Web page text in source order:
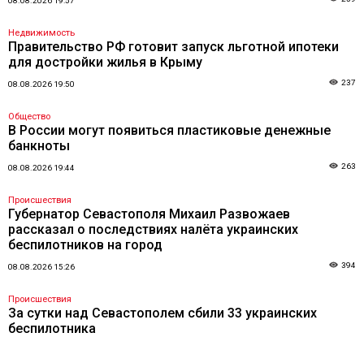
Недвижимость
Правительство РФ готовит запуск льготной ипотеки
для достройки жилья в Крыму
08.08.2026 19:50 237
Общество
В России могут появиться пластиковые денежные
банкноты
08.08.2026 19:44 263
Происшествия
Губернатор Севастополя Михаил Развожаев
рассказал о последствиях налёта украинских
беспилотников на город
08.08.2026 15:26 394
Происшествия
За сутки над Севастополем сбили 33 украинских
беспилотника